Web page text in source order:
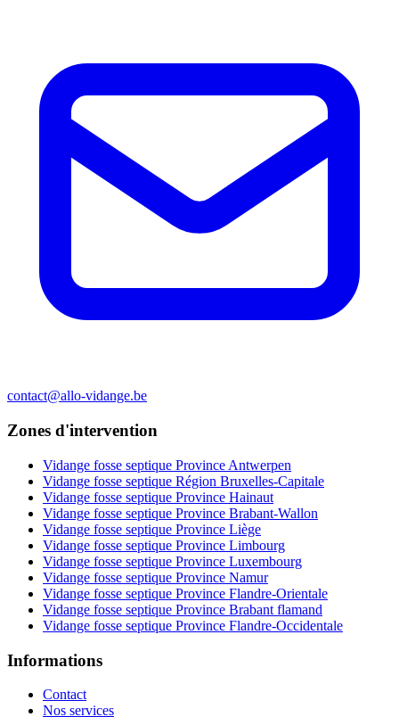
contact@allo-vidange.be
Zones d'intervention
Vidange fosse septique Province Antwerpen
Vidange fosse septique Région Bruxelles-Capitale
Vidange fosse septique Province Hainaut
Vidange fosse septique Province Brabant-Wallon
Vidange fosse septique Province Liège
Vidange fosse septique Province Limbourg
Vidange fosse septique Province Luxembourg
Vidange fosse septique Province Namur
Vidange fosse septique Province Flandre-Orientale
Vidange fosse septique Province Brabant flamand
Vidange fosse septique Province Flandre-Occidentale
Informations
Contact
Nos services